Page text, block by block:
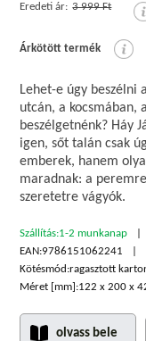
Eredeti ár: 3 999 Ft
Árkötött termék
Lehet-e úgy beszélni
utcán, a kocsmában,
beszélgetnénk? Háy
igen, sőt talán csak
emberek, hanem
maradnak: a
szeretetre vágyók.
Szállítás:1-2 munkanap
EAN:9786151062241
Kötésmód:ragasztott
Méret [mm]:122 x 200 x
olvass bele